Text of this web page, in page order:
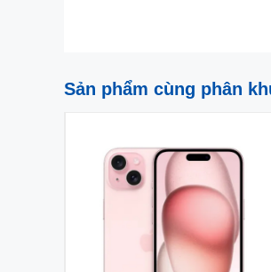
Sản phẩm cùng phân